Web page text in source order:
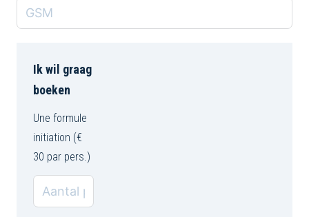
Ik wil graag
boeken
Une formule
initiation (€
30 par pers.)